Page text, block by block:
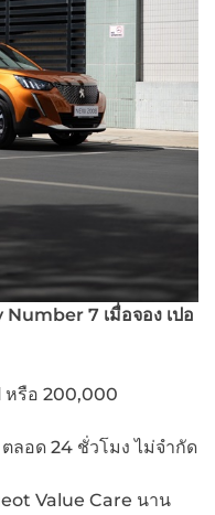
7 เมื่อจอง เปอ
หรือ 200,000
ลอด 24 ชั่วโมง ไม่จำกัด
Value Care นาน